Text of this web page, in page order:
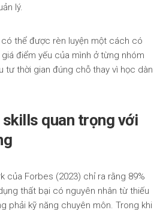
lý.
có thể được rèn luyện một cách có
điểm yếu của mình ở từng nhóm
tư thời gian đúng chỗ thay vì học dàn
quan trọng với
của Forbes (2023) chỉ ra rằng 89%
thất bại có nguyên nhân từ thiếu
phải kỹ năng chuyên môn. Trong khi